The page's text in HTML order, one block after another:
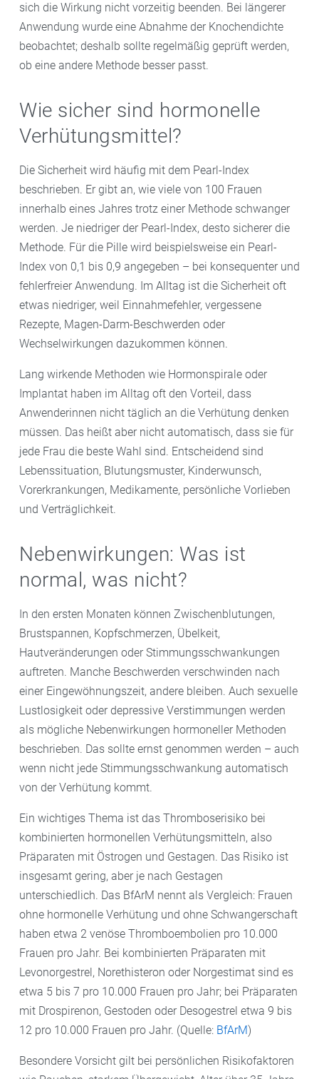
sich die Wirkung nicht vorzeitig beenden. Bei längerer
Anwendung wurde eine Abnahme der Knochendichte
beobachtet; deshalb sollte regelmäßig geprüft werden,
ob eine andere Methode besser passt.
Wie sicher sind hormonelle
Verhütungsmittel?
Die Sicherheit wird häufig mit dem Pearl-Index
beschrieben. Er gibt an, wie viele von 100 Frauen
innerhalb eines Jahres trotz einer Methode schwanger
werden. Je niedriger der Pearl-Index, desto sicherer die
Methode. Für die Pille wird beispielsweise ein Pearl-
Index von 0,1 bis 0,9 angegeben – bei konsequenter und
fehlerfreier Anwendung. Im Alltag ist die Sicherheit oft
etwas niedriger, weil Einnahmefehler, vergessene
Rezepte, Magen-Darm-Beschwerden oder
Wechselwirkungen dazukommen können.
Lang wirkende Methoden wie Hormonspirale oder
Implantat haben im Alltag oft den Vorteil, dass
Anwenderinnen nicht täglich an die Verhütung denken
müssen. Das heißt aber nicht automatisch, dass sie für
jede Frau die beste Wahl sind. Entscheidend sind
Lebenssituation, Blutungsmuster, Kinderwunsch,
Vorerkrankungen, Medikamente, persönliche Vorlieben
und Verträglichkeit.
Nebenwirkungen: Was ist
normal, was nicht?
In den ersten Monaten können Zwischenblutungen,
Brustspannen, Kopfschmerzen, Übelkeit,
Hautveränderungen oder Stimmungsschwankungen
auftreten. Manche Beschwerden verschwinden nach
einer Eingewöhnungszeit, andere bleiben. Auch sexuelle
Lustlosigkeit oder depressive Verstimmungen werden
als mögliche Nebenwirkungen hormoneller Methoden
beschrieben. Das sollte ernst genommen werden – auch
wenn nicht jede Stimmungsschwankung automatisch
von der Verhütung kommt.
Ein wichtiges Thema ist das Thromboserisiko bei
kombinierten hormonellen Verhütungsmitteln, also
Präparaten mit Östrogen und Gestagen. Das Risiko ist
insgesamt gering, aber je nach Gestagen
unterschiedlich. Das BfArM nennt als Vergleich: Frauen
ohne hormonelle Verhütung und ohne Schwangerschaft
haben etwa 2 venöse Thromboembolien pro 10.000
Frauen pro Jahr. Bei kombinierten Präparaten mit
Levonorgestrel, Norethisteron oder Norgestimat sind es
etwa 5 bis 7 pro 10.000 Frauen pro Jahr; bei Präparaten
mit Drospirenon, Gestoden oder Desogestrel etwa 9 bis
12 pro 10.000 Frauen pro Jahr. (Quelle: BfArM)
Besondere Vorsicht gilt bei persönlichen Risikofaktoren